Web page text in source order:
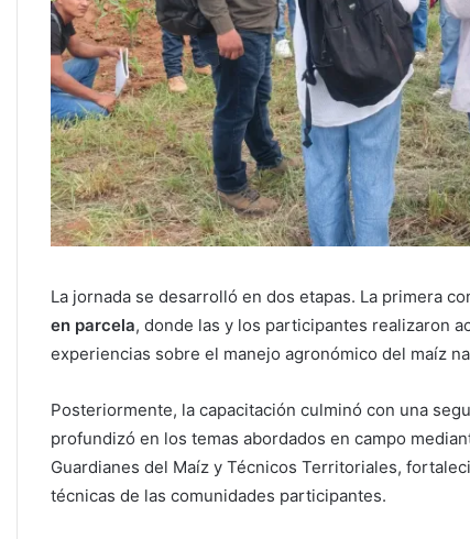
La jornada se desarrolló en dos etapas. La primera
en parcela, donde las y los participantes realizaron
experiencias sobre el manejo agronómico del maíz
Posteriormente, la capacitación culminó con una
profundizó en los temas abordados en campo
Guardianes del Maíz y Técnicos Territoriales,
técnicas de las comunidades participantes.